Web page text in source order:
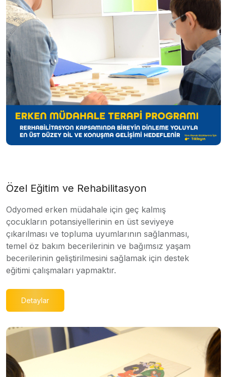
Özel Eğitim ve Rehabilitasyon
Odyomed erken müdahale için geç kalmış
çocukların potansiyellerinin en üst seviyeye
çıkarılması ve topluma uyumlarının sağlanması,
temel öz bakım becerilerinin ve bağımsız yaşam
becerilerinin geliştirilmesini sağlamak için destek
eğitimi çalışmaları yapmaktır.
Detaylar